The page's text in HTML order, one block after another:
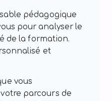
pédagogique
pour analyser le
de la formation.
et
vous
parcours de